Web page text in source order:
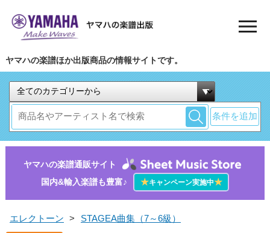
ヤマハの楽譜ほか出版商品の情報サイトです。
条件を追加
ヤマハの楽譜通販サイト
国内&輸入楽譜も豊富♪
★キャンペーン実施中★
エレクトーン > STAGEA曲集（7～6級）